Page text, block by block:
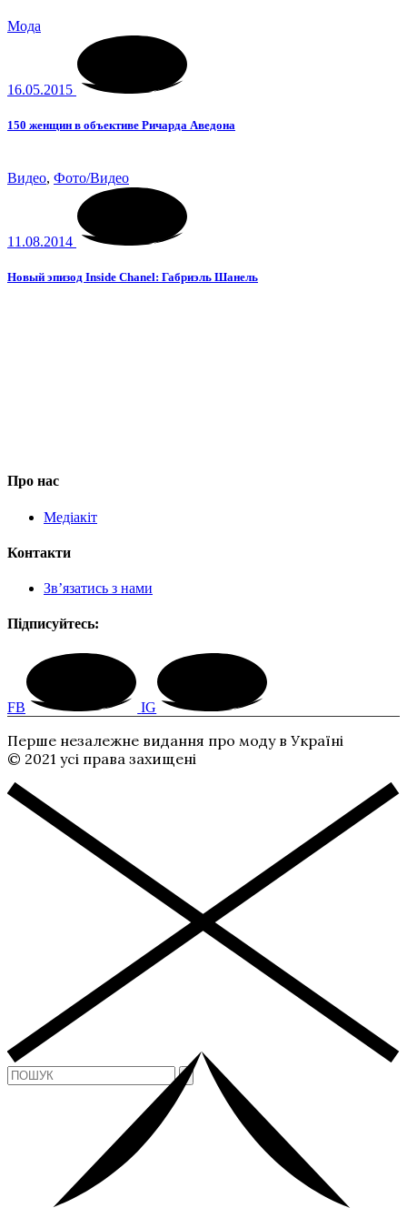
Мода
16.05.2015
150 женщин в объективе Ричарда Аведона
Видео, Фото/Видео
11.08.2014
Новый эпизод Inside Chanel: Габриэль Шанель
Про нас
Медіакіт
Контакти
Зв’язатись з нами
Підписуйтесь:
FB IG
Перше незалежне видання про моду в Україні
© 2021 усі права захищені